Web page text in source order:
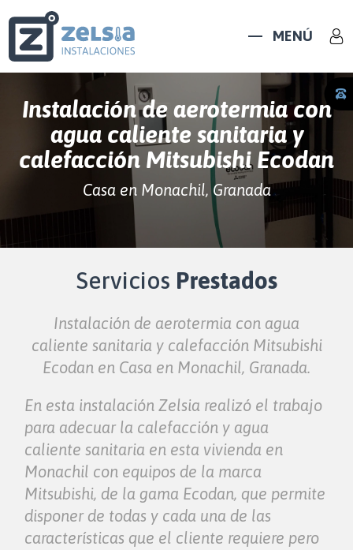
MENÚ
Instalación de aerotermia con
agua caliente sanitaria y
calefacción Mitsubishi Ecodan
Casa en Monachil, Granada
Servicios Prestados
Instalación de aerotermia con agua
caliente sanitaria y calefacción Mitsubishi
Ecodan en Casa en Monachil, Granada.
En esta instalación Zelsia realizó el trabajo
para adecuar la calefacción y agua
caliente sanitaria en esta vivienda en
Monachil con equipos de la marca
Mitsubishi, de la gama Ecodan, que permite
disponer de todas y cada una de las
características que el cliente requiere pero